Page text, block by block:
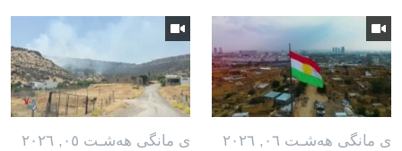
ی مانگی هه‌شـت ٠٦, ٢٠٢٦ ی مانگی هه‌شـت ٠٥, ٢٠٢٦